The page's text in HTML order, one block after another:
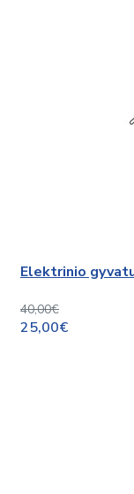
Elektrinio
40,00€
25,00€